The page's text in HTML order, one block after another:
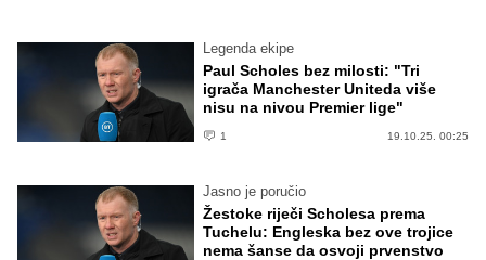
Legenda ekipe
Paul Scholes bez milosti: "Tri
igrača Manchester Uniteda više
nisu na nivou Premier lige"
1 19.10.25. 00:25
Jasno je poručio
Žestoke riječi Scholesa prema
Tuchelu: Engleska bez ove trojice
nema šanse da osvoji prvenstvo